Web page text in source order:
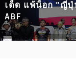
เด็ด แพ้น็อก "ญี่
ABF